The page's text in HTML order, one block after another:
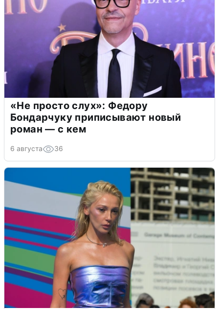
«Не просто слух»: Федору
Бондарчуку приписывают новый
роман — с кем
6 августа 36